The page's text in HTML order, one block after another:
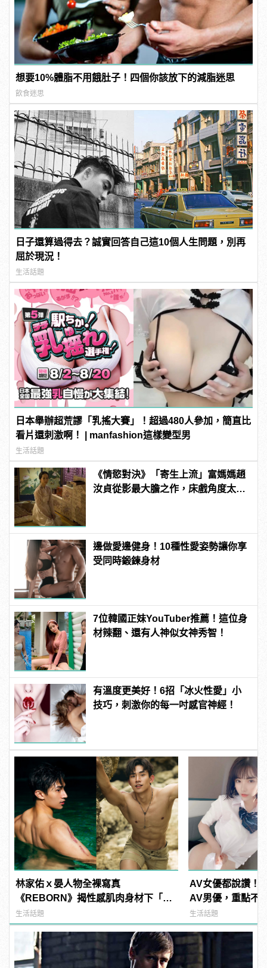
想要10%體脂不用餓肚子！四個你該放下的減脂迷思
飲食迷思
日子還算過得去？誠實回答自己這10個人生問題，別再
屈於現況！
生活話題
日本舉辦超荒謬「乳搖大賽」！超過480人參加，簡直比
看片還刺激啊！ | manfashion這樣變型男
生活話題
《情慾對決》「寄生上流」富媽媽趙
汝貞從影最大膽之作，床戲角度太真
邊做愛邊健身！10種性愛姿勢讓你享
受同時鍛鍊身材
7位韓國正妹YouTuber推薦！這位身
材辣翻、還有人神似女神秀智！
有溫度更美好！6招「冰火性愛」小
技巧，刺激你的每一吋感官神經！
林家佑ｘ晏人物全裸寫真
《REBORN》揭性感肌肉身材下「20
公分傷疤」的抗癌故事
生活話題
AV女優都說讚！
AV男優，重點不
讚？ |
生活話題